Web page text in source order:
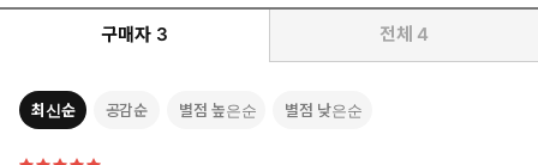
도 당신만의 방식으로 말이다. 자신의 삶을 집단의 평가에 맡기는
것은 결국 행복에 대한 주도권을 포기하는 것과 같다. 철학자 프리
드리히 니체가 말했듯, “자유란 자신을 책임지려는 의지다.” 부디
이책을 통해 당신이 내적 자유를 찾을 수 있길 바란다. _p.22-23
구매자 3 전체 4
최신순 공감순 별점 높은순 별점 낮은순